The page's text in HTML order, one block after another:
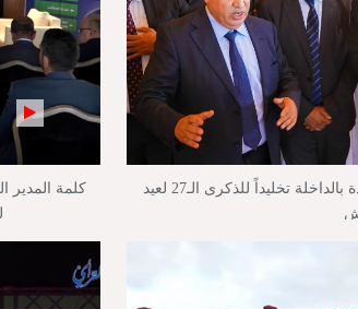
بالفيديو : تدشين وإطلاق مشاريع جديدة بالداخلة تخليداً للذكرى الـ27 لعيد
كلمة المدير